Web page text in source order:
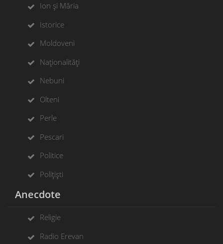
Ion și Măria
Istorice
Moldoveni
Naționalități
Nebuni
Olteni
Perle
Pescari
Politice
Polițiști
Anecdote
Religie
Radio Erevan